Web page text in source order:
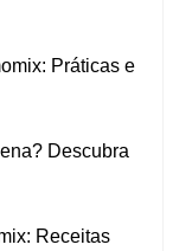
Práticas e
Descubra
Receitas